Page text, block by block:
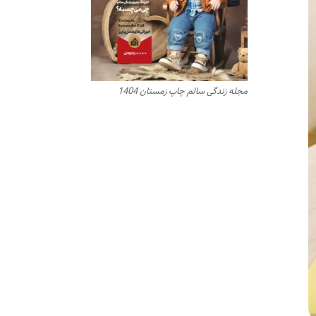
مجله زندگی سالم چاپ زمستان 1404